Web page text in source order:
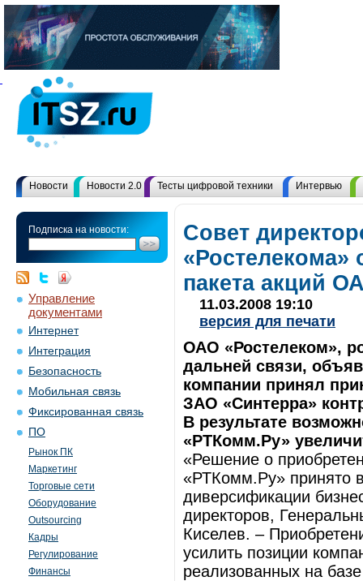
Новости Новости 2.0 Тесты цифровой техники Интервью
Подписка на новости:
Управление
документами
Интернет
Интеграция
Безопасность
Мобильная связь
Фиксированная связь
ПО
Рынок ПК
Маркетинг
Торговые сети
Оборудование
Outsourcing
Кадры
Регулирование
Финансы
Cовет
«Ростелекома»
пакета акций
11.03.2008 19:10
версия для печати
ОАО «Ростелеком»,
дальней связи,
компании принял
ЗАО «Синтерра»
В результате
«РТКомм.Ру»
«Решение о
«РТКомм.Ру» принято
диверсификации
директоров,
Киселев. –
усилить позиции
реализованных на